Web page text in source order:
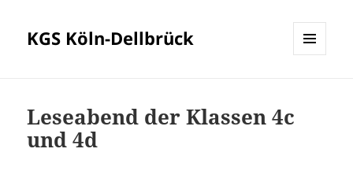
KGS Köln-Dellbrück
Leseabend der Klassen 4c
und 4d